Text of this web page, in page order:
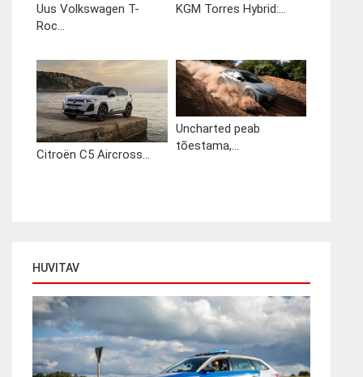
Uus Volkswagen T-
Roc...
KGM Torres Hybrid:...
Citroën C5 Aircross...
Uncharted peab
tõestama,...
HUVITAV